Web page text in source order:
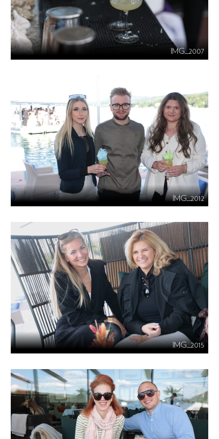
IMG_2007
IMG_2012
IMG_2015